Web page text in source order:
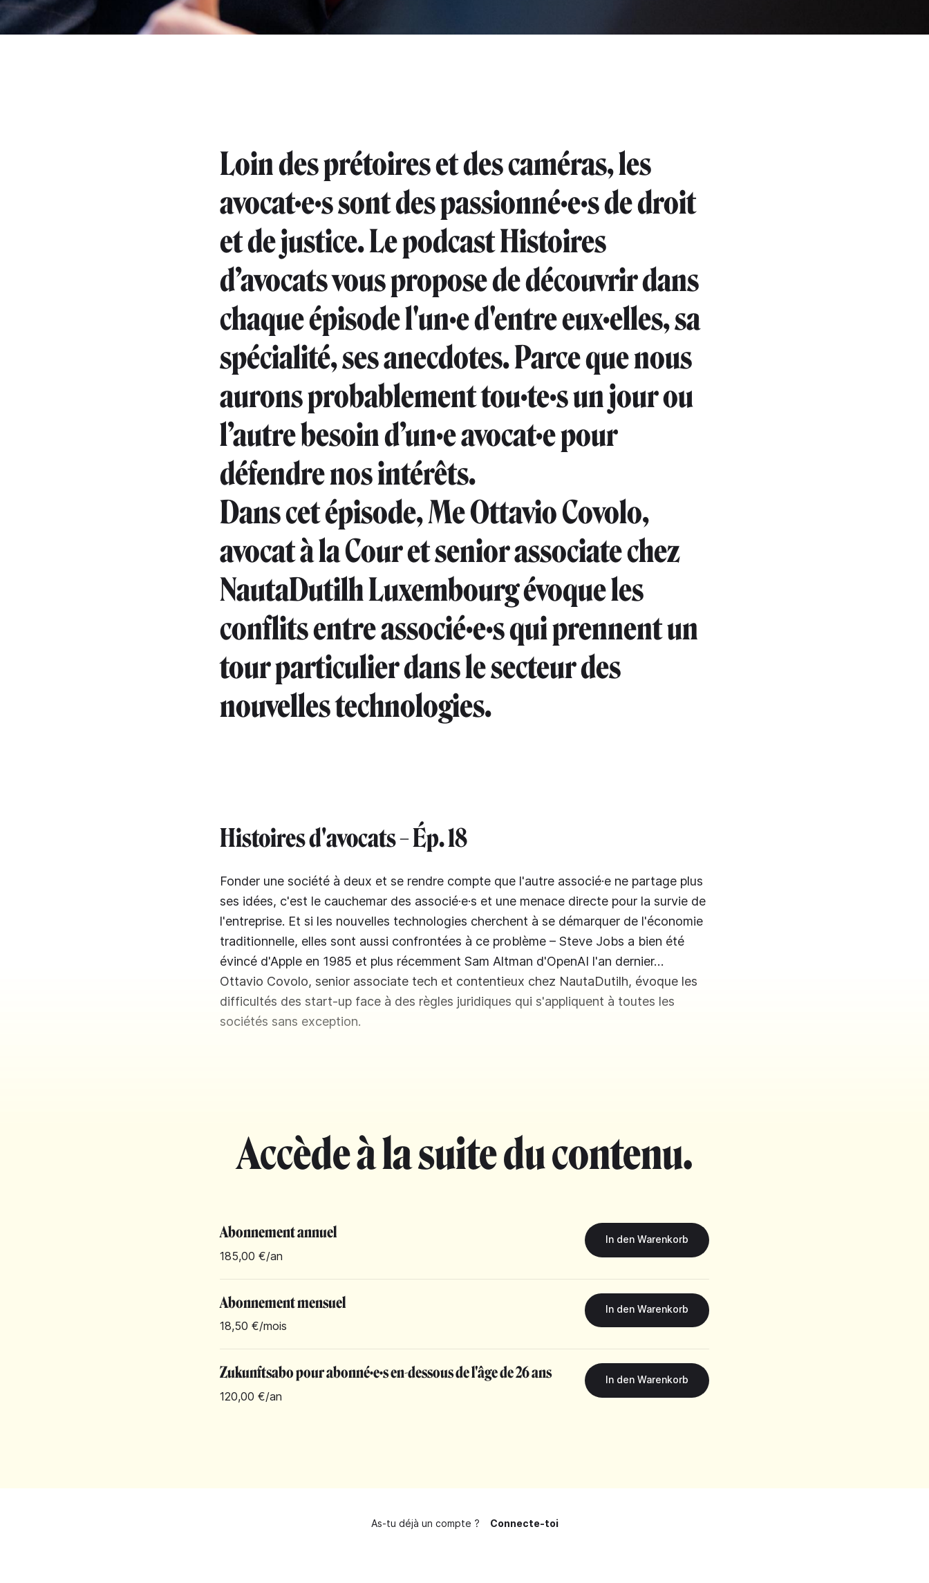
Loin des prétoires et des caméras, les
avocat·e·s sont des passionné·e·s de droit
et de justice. Le podcast Histoires
d’avocats vous propose de découvrir dans
chaque épisode l'un·e d'entre eux·elles, sa
spécialité, ses anecdotes. Parce que nous
aurons probablement tou·te·s un jour ou
l’autre besoin d’un·e avocat·e pour
défendre nos intérêts.
Dans cet épisode, Me Ottavio Covolo,
avocat à la Cour et senior associate chez
NautaDutilh Luxembourg évoque les
conflits entre associé·e·s qui prennent un
tour particulier dans le secteur des
nouvelles technologies.
Histoires d'avocats – Ép. 18
Fonder une société à deux et se rendre compte que l'autre associé·e ne partage plus
ses idées, c'est le cauchemar des associé·e·s et une menace directe pour la survie de
l'entreprise. Et si les nouvelles technologies cherchent à se démarquer de l'économie
traditionnelle, elles sont aussi confrontées à ce problème – Steve Jobs a bien été
évincé d'Apple en 1985 et plus récemment Sam Altman d'OpenAI l'an dernier…
Ottavio Covolo, senior associate tech et contentieux chez NautaDutilh, évoque les
difficultés des start-up face à des règles juridiques qui s'appliquent à toutes les
sociétés sans exception.
Accède à la suite du contenu.
Abonnement annuel
185,00 €/an
Abonnement mensuel
18,50 €/mois
Zukunftsabo pour abonné·e·s en-dessous de l'âge de 26 ans
120,00 €/an
As-tu déjà un compte ? Connecte-toi